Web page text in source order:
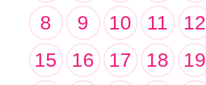
8
9 10 11 12
15
16 17 18 19